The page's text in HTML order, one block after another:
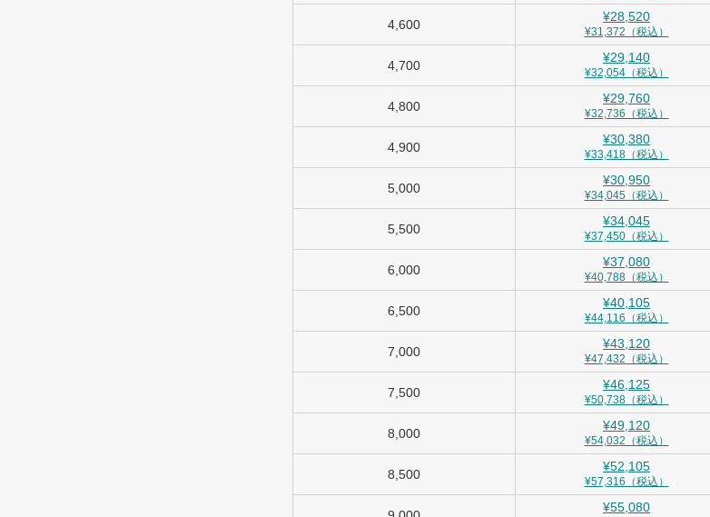
4,600
¥28,520
¥31,372（税込）
4,700
¥29,140
¥32,054（税込）
4,800
¥29,760
¥32,736（税込）
4,900
¥30,380
¥33,418（税込）
5,000
¥30,950
¥34,045（税込）
5,500
¥34,045
¥37,450（税込）
6,000
¥37,080
¥40,788（税込）
6,500
¥40,105
¥44,116（税込）
7,000
¥43,120
¥47,432（税込）
7,500
¥46,125
¥50,738（税込）
8,000
¥49,120
¥54,032（税込）
8,500
¥52,105
¥57,316（税込）
¥55,080